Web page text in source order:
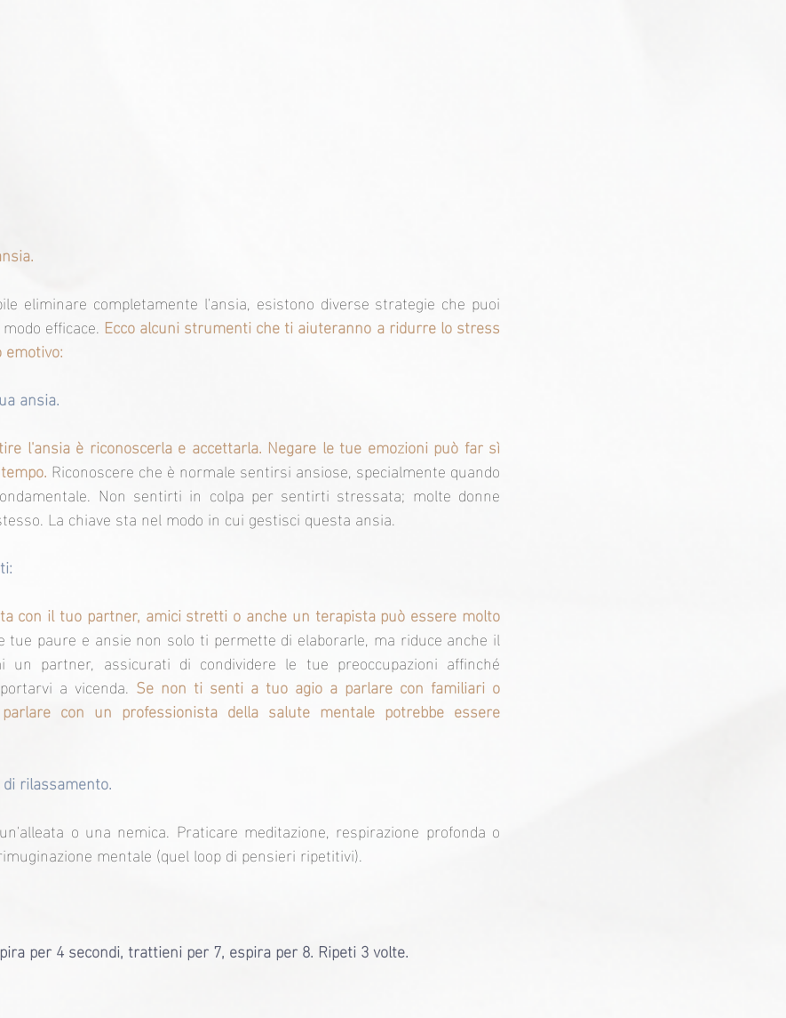
eliminare completamente l'ansia, esistono diverse strategie che puoi
efficace. Ecco alcuni strumenti che ti aiuteranno a ridurre lo stress
ansia.
l'ansia è riconoscerla e accettarla. Negare le tue emozioni può far sì
Riconoscere che è normale sentirsi ansiose, specialmente quando
Non sentirti in colpa per sentirti stressata; molte donne
La chiave sta nel modo in cui gestisci questa ansia.
con il tuo partner, amici stretti o anche un terapista può essere molto
tue paure e ansie non solo ti permette di elaborarle, ma riduce anche il
un partner, assicurati di condividere le tue preoccupazioni affinché
a vicenda. Se non ti senti a tuo agio a parlare con familiari o
con un professionista della salute mentale potrebbe essere
rilassamento.
o una nemica. Praticare meditazione, respirazione profonda o
mentale (quel loop di pensieri ripetitivi).
per 4 secondi, trattieni per 7, espira per 8. Ripeti 3 volte.